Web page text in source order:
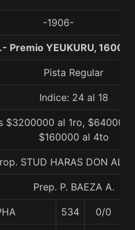
-1906-
Premio YEUKURU, 1600
Pista Regular
Indice: 24 al 18
$3200000 al 1ro,
$160000 al 4to
STUD HARAS DON
Prep. P. BAEZA A.
534 0/0